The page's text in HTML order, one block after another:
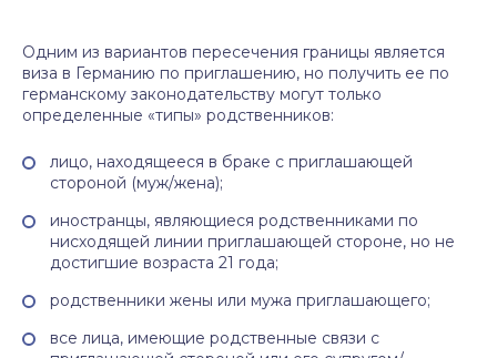
Одним из вариантов пересечения границы является
виза в Германию по приглашению, но получить ее по
германскому законодательству могут только
определенные «типы» родственников:
лицо, находящееся в браке с приглашающей
стороной (муж/жена);
иностранцы, являющиеся родственниками по
нисходящей линии приглашающей стороне, но не
достигшие возраста 21 года;
родственники жены или мужа приглашающего;
все лица, имеющие родственные связи с